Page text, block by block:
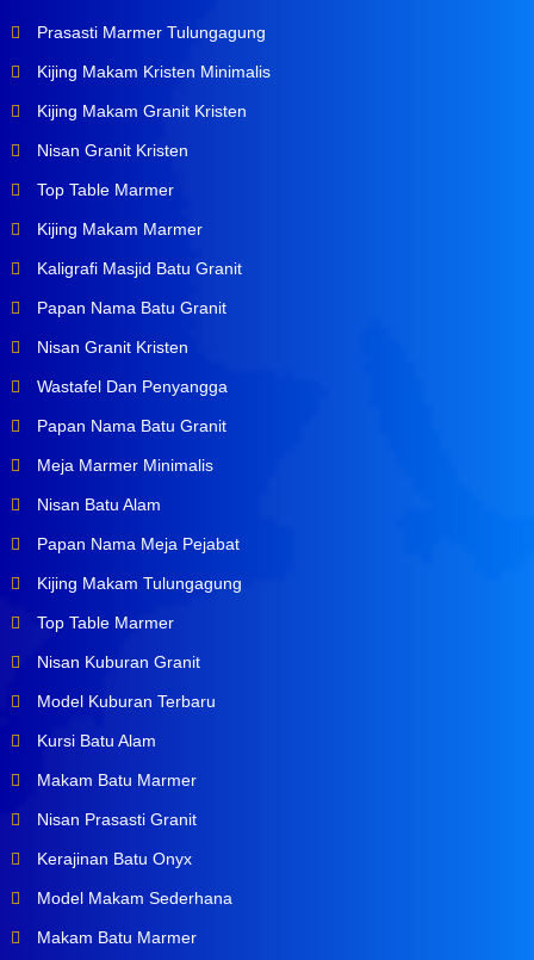
Prasasti Marmer Tulungagung
Kijing Makam Kristen Minimalis
Kijing Makam Granit Kristen
Nisan Granit Kristen
Top Table Marmer
Kijing Makam Marmer
Kaligrafi Masjid Batu Granit
Papan Nama Batu Granit
Nisan Granit Kristen
Wastafel Dan Penyangga
Papan Nama Batu Granit
Meja Marmer Minimalis
Nisan Batu Alam
Papan Nama Meja Pejabat
Kijing Makam Tulungagung
Top Table Marmer
Nisan Kuburan Granit
Model Kuburan Terbaru
Kursi Batu Alam
Makam Batu Marmer
Nisan Prasasti Granit
Kerajinan Batu Onyx
Model Makam Sederhana
Makam Batu Marmer